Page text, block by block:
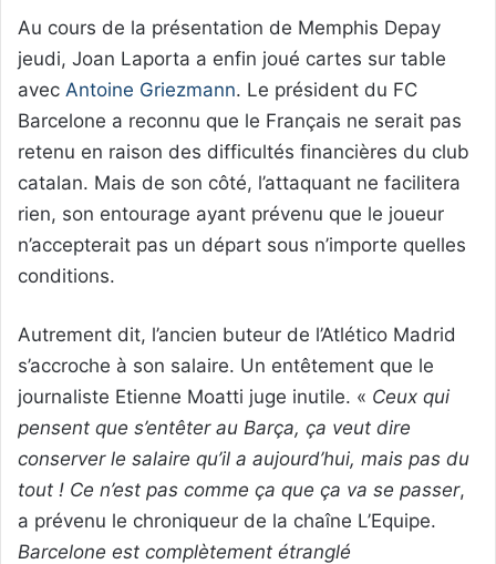
Au cours de la présentation de Memphis Depay
jeudi, Joan Laporta a enfin joué cartes sur table
avec Antoine Griezmann. Le président du FC
Barcelone a reconnu que le Français ne serait pas
retenu en raison des difficultés financières du club
catalan. Mais de son côté, l’attaquant ne facilitera
rien, son entourage ayant prévenu que le joueur
n’accepterait pas un départ sous n’importe quelles
conditions.
Autrement dit, l’ancien buteur de l’Atlético Madrid
s’accroche à son salaire. Un entêtement que le
journaliste Etienne Moatti juge inutile. « Ceux qui
pensent que s’entêter au Barça, ça veut dire
conserver le salaire qu’il a aujourd’hui, mais pas du
tout ! Ce n’est pas comme ça que ça va se passer,
a prévenu le chroniqueur de la chaîne L’Equipe.
Barcelone est complètement étranglé